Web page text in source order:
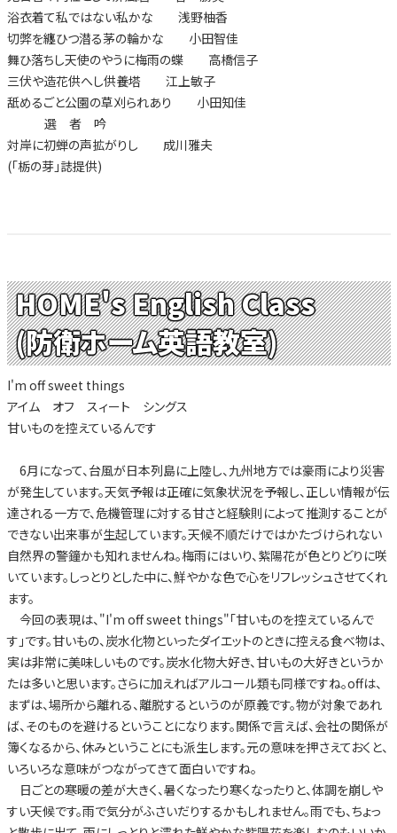
浴衣着て私ではない私かな 浅野柚香
切弊を纏ひつ潜る茅の輪かな 小田智佳
舞ひ落ちし天使のやうに梅雨の蝶 高橋信子
三伏や造花供へし供養塔 江上敏子
舐めるごと公園の草刈られあり 小田知佳
選 者 吟
対岸に初蝉の声拡がりし 成川雅夫
(「栃の芽」誌提供)
HOME's English Class
(防衛ホーム英語教室)
I'm off sweet things
アイム オフ スィート シングス
甘いものを控えているんです
6月になって、台風が日本列島に上陸し、九州地方では豪雨により災害
が発生しています。天気予報は正確に気象状況を予報し、正しい情報が伝
達される一方で、危機管理に対する甘さと経験則によって推測することが
できない出来事が生起しています。天候不順だけではかたづけられない
自然界の警鐘かも知れませんね。梅雨にはいり、紫陽花が色とりどりに咲
いています。しっとりとした中に、鮮やかな色で心をリフレッシュさせてくれ
ます。
今回の表現は、"I'm off sweet things"「甘いものを控えているんで
す」です。甘いもの、炭水化物といったダイエットのときに控える食べ物は、
実は非常に美味しいものです。炭水化物大好き、甘いもの大好きというか
たは多いと思います。さらに加えればアルコール類も同様ですね。offは、
まずは、場所から離れる、離脱するというのが原義です。物が対象であれ
ば、そのものを避けるということになります。関係で言えば、会社の関係が
簿くなるから、休みということにも派生します。元の意味を押さえておくと、
いろいろな意味がつながってきて面白いですね。
日ごとの寒暖の差が大きく、暑くなったり寒くなったりと、体調を崩しや
すい天候です。雨で気分がふさいだりするかもしれません。雨でも、ちょっ